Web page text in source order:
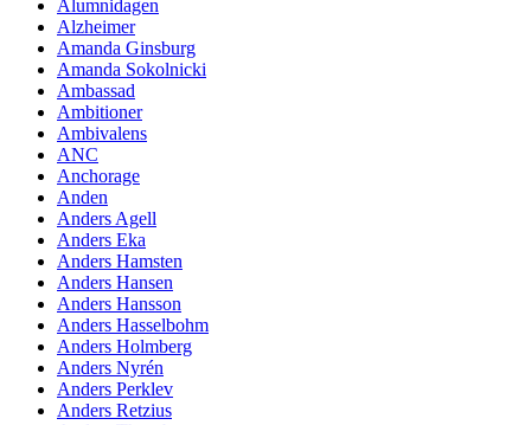
Alumnidagen
Alzheimer
Amanda Ginsburg
Amanda Sokolnicki
Ambassad
Ambitioner
Ambivalens
ANC
Anchorage
Anden
Anders Agell
Anders Eka
Anders Hamsten
Anders Hansen
Anders Hansson
Anders Hasselbohm
Anders Holmberg
Anders Nyrén
Anders Perklev
Anders Retzius